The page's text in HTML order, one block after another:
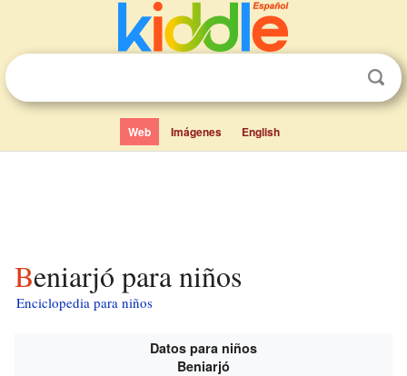
Web Imágenes English
Beniarjó para niños
Enciclopedia para niños
Datos para niños
Beniarjó